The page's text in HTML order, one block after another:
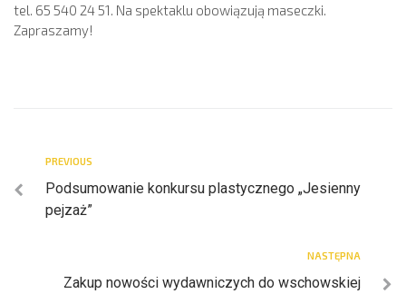
tel. 65 540 24 51. Na spektaklu obowiązują maseczki.
Zapraszamy!
PREVIOUS
Podsumowanie konkursu plastycznego „Jesienny
pejzaż”
NASTĘPNA
Zakup nowości wydawniczych do wschowskiej